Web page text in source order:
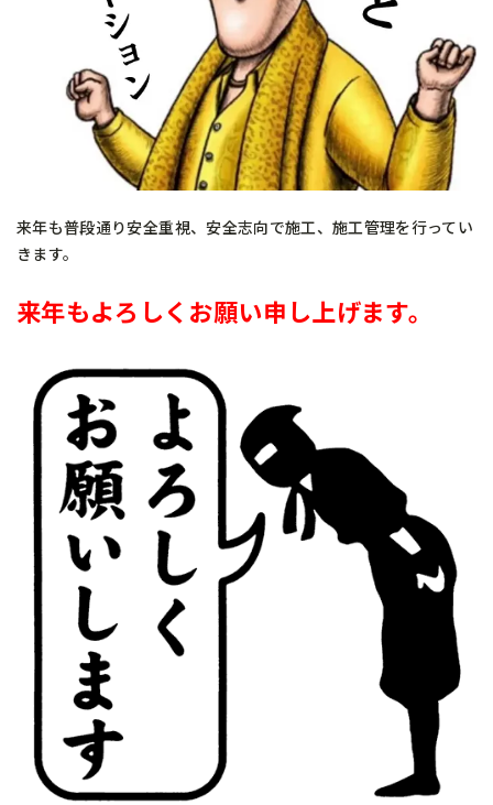
来年も普段通り安全重視、安全志向で施工、施工管理を行ってい
きます。
来年もよろしくお願い申し上げます。